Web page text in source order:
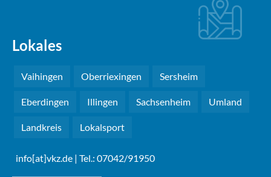
Lokales
Vaihingen Oberriexingen Sersheim
Eberdingen Illingen Sachsenheim Umland
Landkreis Lokalsport
info[at]vkz.de | Tel.: 07042/91950